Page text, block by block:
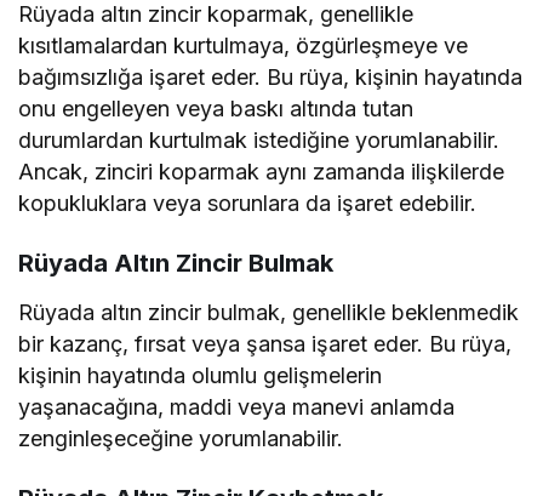
Rüyada altın zincir koparmak, genellikle
kısıtlamalardan kurtulmaya, özgürleşmeye ve
bağımsızlığa işaret eder. Bu rüya, kişinin hayatında
onu engelleyen veya baskı altında tutan
durumlardan kurtulmak istediğine yorumlanabilir.
Ancak, zinciri koparmak aynı zamanda ilişkilerde
kopukluklara veya sorunlara da işaret edebilir.
Rüyada Altın Zincir Bulmak
Rüyada altın zincir bulmak, genellikle beklenmedik
bir kazanç, fırsat veya şansa işaret eder. Bu rüya,
kişinin hayatında olumlu gelişmelerin
yaşanacağına, maddi veya manevi anlamda
zenginleşeceğine yorumlanabilir.